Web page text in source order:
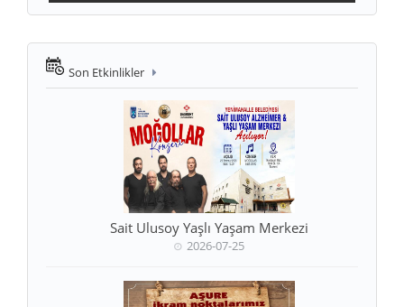
Son Etkinlikler
Sait Ulusoy Yaşlı Yaşam Merkezi
2026-07-25